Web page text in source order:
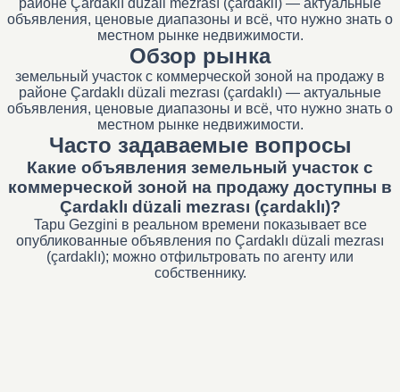
районе Çardaklı düzali mezrası (çardaklı) — актуальные
объявления, ценовые диапазоны и всё, что нужно знать о
местном рынке недвижимости.
Обзор рынка
земельный участок с коммерческой зоной на продажу в
районе Çardaklı düzali mezrası (çardaklı) — актуальные
объявления, ценовые диапазоны и всё, что нужно знать о
местном рынке недвижимости.
Часто задаваемые вопросы
Какие объявления земельный участок с
коммерческой зоной на продажу доступны в
Çardaklı düzali mezrası (çardaklı)?
Tapu Gezgini в реальном времени показывает все
опубликованные объявления по Çardaklı düzali mezrası
(çardaklı); можно отфильтровать по агенту или
собственнику.